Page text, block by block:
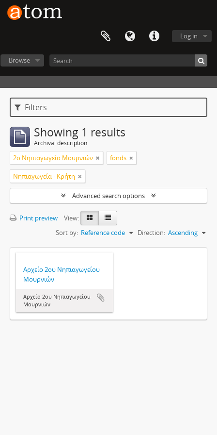
Log in
Browse
Filters
Showing 1 results
Archival description
2ο Νηπιαγωγείο Μουρνιών fonds
Νηπιαγωγεία - Κρήτη
Advanced search options
Print preview
View:
Sort by: Reference code Direction: Ascending
Αρχείο 2ου Νηπιαγωγείου
Μουρνιών
Αρχείο 2ου Νηπιαγωγείου
Μουρνιών